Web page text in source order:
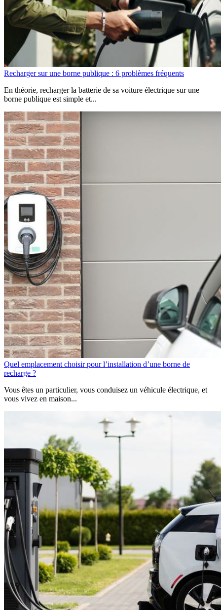
Recharger sur une borne publique : 6 problèmes fréquents
En théorie, recharger la batterie de sa voiture électrique sur une
borne publique est simple et...
Quel emplacement choisir pour l’installation d’une borne de
recharge ?
Vous êtes un particulier, vous conduisez un véhicule électrique, et
vous vivez en maison...